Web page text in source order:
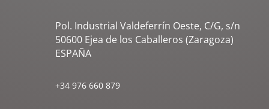
Pol. Industrial Valdeferrín Oeste, C/G, s/n
50600 Ejea de los Caballeros (Zaragoza)
ESPAÑA
+34 976 660 879